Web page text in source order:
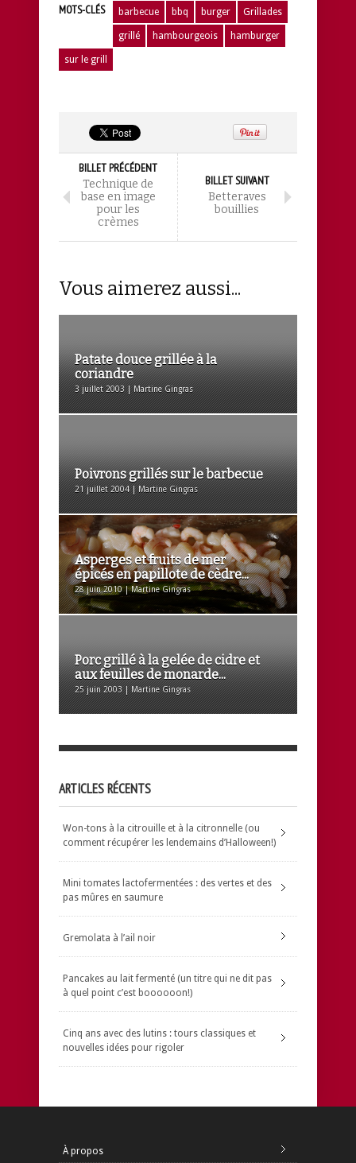
MOTS-CLÉS barbecue bbq burger Grillades
grillé hambourgeois hamburger
sur le grill
BILLET PRÉCÉDENT
Technique de
base en image
pour les
crèmes
BILLET SUIVANT
Betteraves
bouillies
Vous aimerez aussi...
Patate douce grillée à la
coriandre
3 juillet 2003 | Martine Gingras
Poivrons grillés sur le barbecue
21 juillet 2004 | Martine Gingras
Asperges et fruits de mer
épicés en papillote de cèdre...
28 juin 2010 | Martine Gingras
Porc grillé à la gelée de cidre et
aux feuilles de monarde...
25 juin 2003 | Martine Gingras
ARTICLES RÉCENTS
Won-tons à la citrouille et à la citronnelle (ou
comment récupérer les lendemains d’Halloween!)
Mini tomates lactofermentées : des vertes et des
pas mûres en saumure
Gremolata à l’ail noir
Pancakes au lait fermenté (un titre qui ne dit pas
à quel point c’est boooooon!)
Cinq ans avec des lutins : tours classiques et
nouvelles idées pour rigoler
À propos